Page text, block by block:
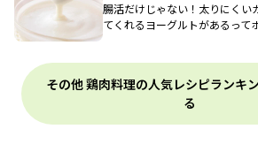
腸活だけじゃない！太りにくい
てくれるヨーグルトがあるって
その他 鶏肉料理の人気レシピランキ
る